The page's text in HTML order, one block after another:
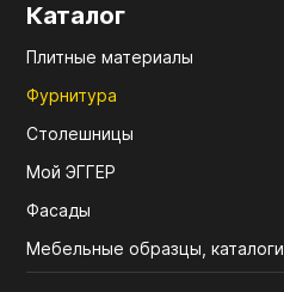
Каталог
Плитные материалы
Фурнитура
Столешницы
Мой ЭГГЕР
Фасады
Мебельные образцы, каталоги